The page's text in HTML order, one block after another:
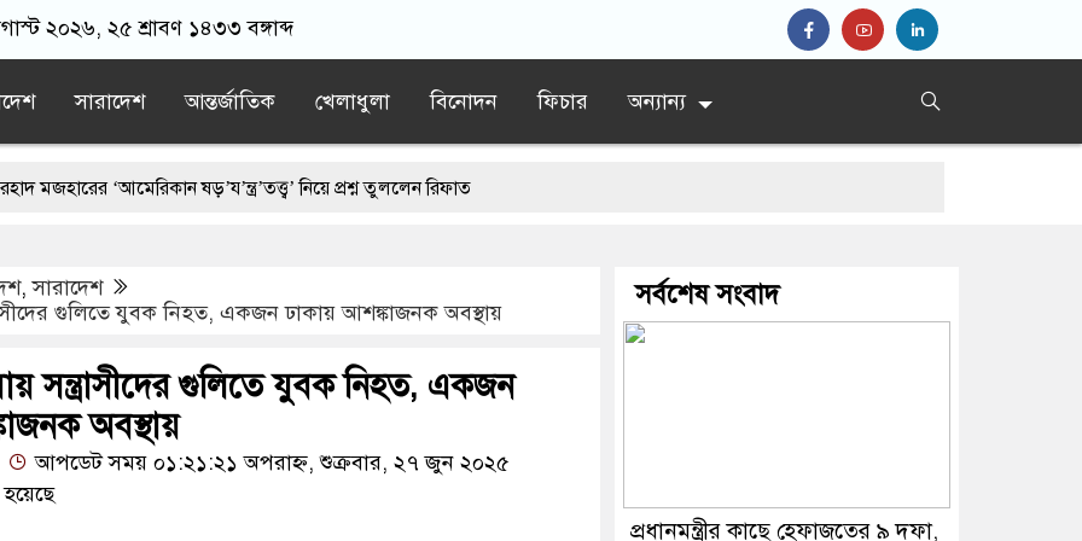
২০২৬, ২৫ শ্রাবণ ১৪৩৩ বঙ্গাব্দ
সারাদেশ আন্তর্জাতিক খেলাধুলা বিনোদন ফিচার অন্যান্য
‘আমেরিকান ষড়’য’ন্ত্র’তত্ত্ব’ নিয়ে প্রশ্ন তুললেন রিফাত
আলেমদের সঙ্গে বৈঠকে প্রধানমন্ত্রী
ট্রাম্প
,সারাদেশ
গুলিতে যুবক নিহত, একজন ঢাকায় আশঙ্কাজনক অবস্থায়
সন্ত্রাসীদের গুলিতে যুবক নিহত, একজন
অবস্থায়
আপডেট সময় ০১:২১:২১ অপরাহ্ন, শুক্রবার, ২৭ জুন ২০২৫
সর্বশেষ সংবাদ
প্রধানমন্ত্রীর কাছে হেফাজতের ৯ দফা,